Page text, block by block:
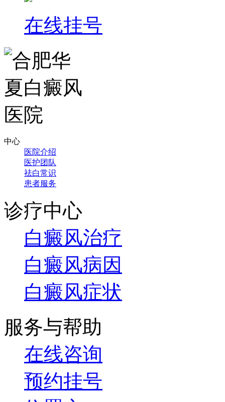
在线挂号
中心
医院介绍
医护团队
祛白常识
患者服务
诊疗中心
白癜风治疗
白癜风病因
白癜风症状
服务与帮助
在线咨询
预约挂号